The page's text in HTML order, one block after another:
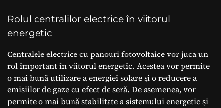
Rolul centralilor electrice în viitorul
energetic
Centralele electrice cu panouri fotovoltaice vor juca un
rol important în viitorul energetic. Acestea vor permite
o mai bună utilizare a energiei solare și o reducere a
emisiilor de gaze cu efect de seră. De asemenea, vor
permite o mai bună stabilitate a sistemului energetic și